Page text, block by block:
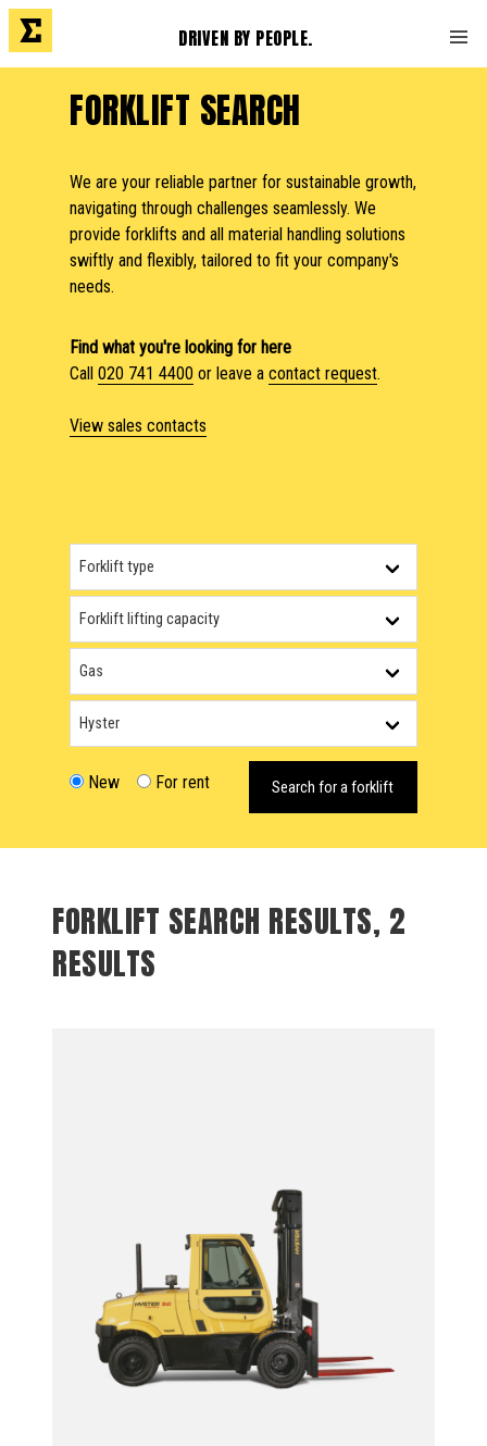
DRIVEN BY PEOPLE.
FORKLIFT SEARCH
We are your reliable partner for sustainable growth,
navigating through challenges seamlessly. We
provide forklifts and all material handling solutions
swiftly and flexibly, tailored to fit your company's
needs.
Find what you're looking for here
Call 020 741 4400 or leave a contact request.
View sales contacts
New For rent Search for a forklift
FORKLIFT SEARCH RESULTS, 2
RESULTS